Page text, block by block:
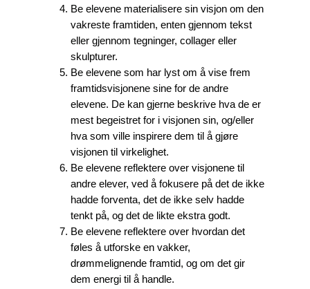
Be elevene materialisere sin visjon om den
vakreste framtiden, enten gjennom tekst
eller gjennom tegninger, collager eller
skulpturer.
Be elevene som har lyst om å vise frem
framtidsvisjonene sine for de andre
elevene. De kan gjerne beskrive hva de er
mest begeistret for i visjonen sin, og/eller
hva som ville inspirere dem til å gjøre
visjonen til virkelighet.
Be elevene reflektere over visjonene til
andre elever, ved å fokusere på det de ikke
hadde forventa, det de ikke selv hadde
tenkt på, og det de likte ekstra godt.
Be elevene reflektere over hvordan det
føles å utforske en vakker,
drømmelignende framtid, og om det gir
dem energi til å handle.